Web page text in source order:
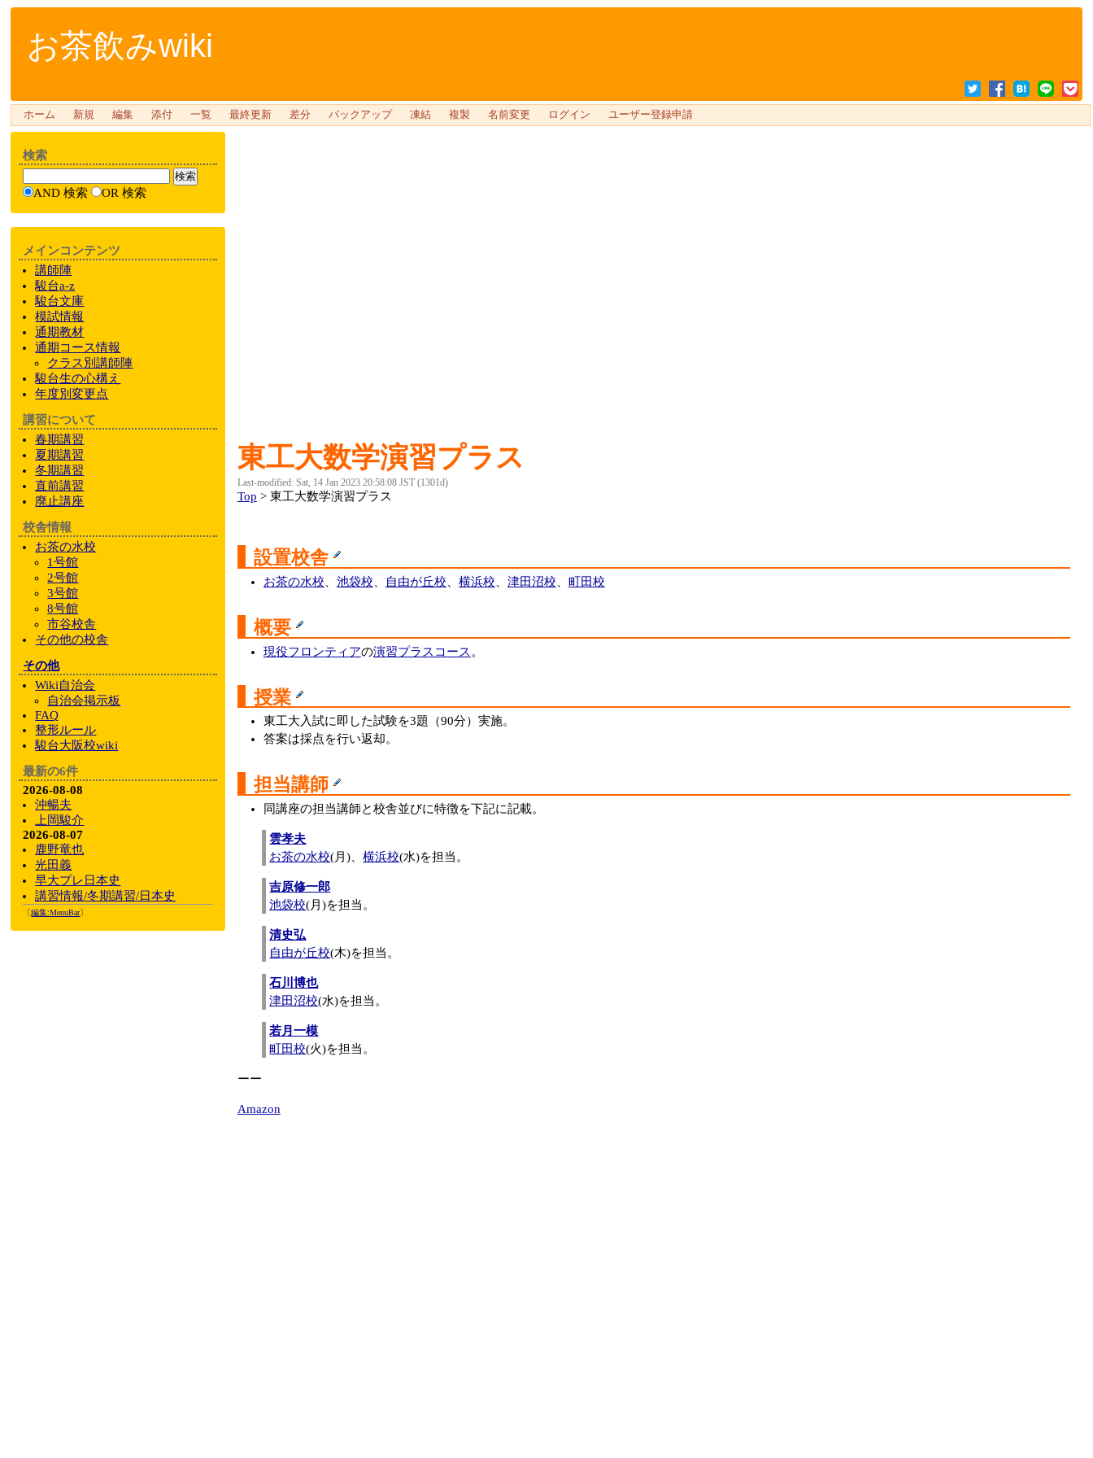
お茶飲みwiki
ホーム 新規 編集 添付 一覧 最終更新 差分 バックアップ 凍結 複製 名前変更 ログイン ユーザー登録申請
東工大数学演習プラス
Last-modified: Sat, 14 Jan 2023 20:58:08 JST (1301d)
Top > 東工大数学演習プラス
設置校舎
お茶の水校 池袋校 自由が丘校 横浜校 津田沼校 町田校
概要
現役フロンティアの演習プラスコース 。
授業
東工大入試に即した試験を3題（90分）実施。
答案は採点を行い返却。
担当講師
同講座の担当講師と校舎並びに特徴を下記に記載。
雲孝夫
お茶の水校(月)、横浜校(水)を担当。
吉原修一郎
池袋校(月)を担当。
清史弘
自由が丘校(木)を担当。
石川博也
津田沼校(水)を担当。
若月一模
町田校(火)を担当。
ーー
Amazon
検索
AND 検索 OR 検索
メインコンテンツ
講師陣
駿台a-z
駿台文庫
模試情報
通期教材
通期 コース情報
クラス別講師陣
駿台生の心構え
年度別変更点
講習について
春期講習
夏期講習
冬期講習
直前講習
廃止講座
校舎情報
お茶の水校
1号館
2号館
3号館
8号館
市谷校舎
その他の校舎
その他
Wiki自治会
自治会掲示板
FAQ
整形ルール
駿台大阪校wiki
最新の6件
2026-08-08
沖暢夫
上岡駿介
2026-08-07
鹿野竜也
光田義
早大プレ日本史
講習情報/冬期講習/日本史
〔編集:MenuBar〕